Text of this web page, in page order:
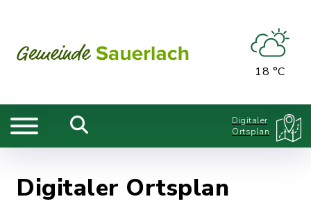
18 °C
Digitaler
Ortsplan
Digitaler Ortsplan